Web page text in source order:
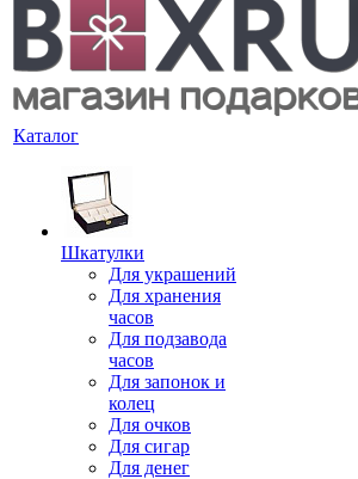
Каталог
Шкатулки
Для украшений
Для хранения
часов
Для подзавода
часов
Для запонок и
колец
Для очков
Для сигар
Для денег